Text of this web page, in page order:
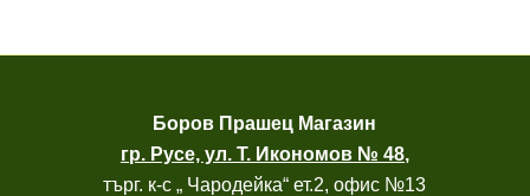
Боров Прашец Магазин
гр. Русе, ул. Т. Икономов № 48,
търг. к-с „ Чародейка“ ет.2, офис №13